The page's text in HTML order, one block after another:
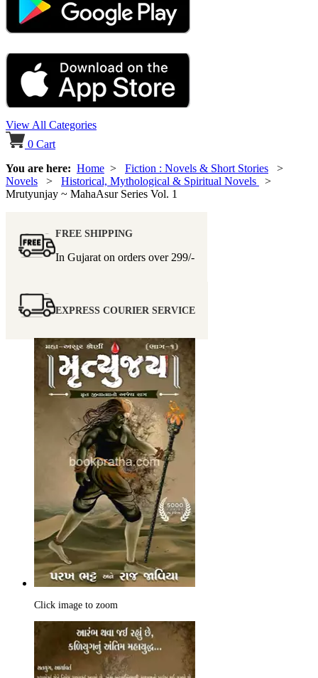
View All Categories
0 Cart
You are here: Home > Fiction : Novels & Short Stories >
Novels > Historical, Mythological & Spiritual Novels
>
Mrutyunjay ~ MahaAsur Series Vol. 1
FREE SHIPPING
In Gujarat on orders over 299/-
EXPRESS COURIER SERVICE
Click image to zoom